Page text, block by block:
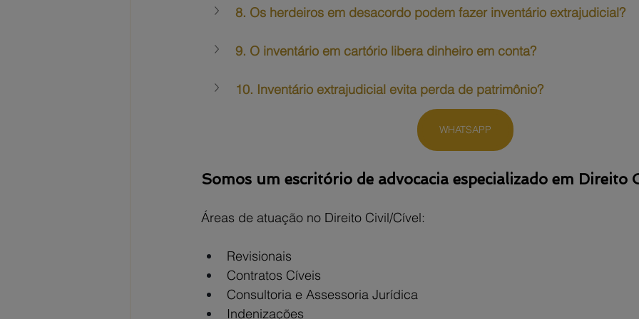
8. Os herdeiros em desacordo podem fazer inventário extrajudicial?
9. O inventário em cartório libera dinheiro em conta?
10. Inventário extrajudicial evita perda de patrimônio?
WHATSAPP
Somos um escritório de advocacia especializado em Direito
Áreas de atuação no Direito Civil/Cível:
Revisionais
Contratos Cíveis
Consultoria e Assessoria Jurídica
Indenizações